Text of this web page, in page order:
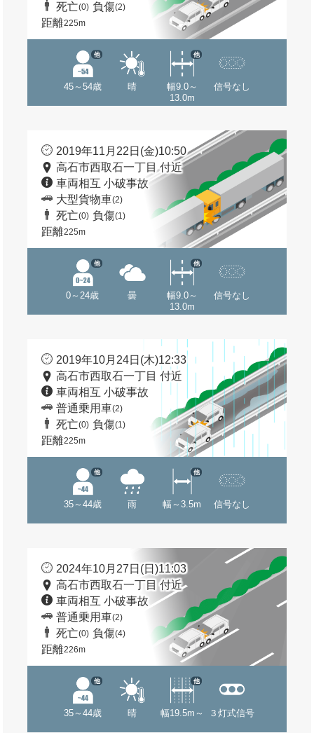
死亡(0) 負傷(2)
距離225m
45～54歳
他
晴
幅9.0～
13.0m
他
信号なし
2019年11月22日(金)10:50
高石市西取石一丁目 付近
車両相互 小破事故
大型貨物車(2)
死亡(0) 負傷(1)
距離225m
0～24歳
他
曇
幅9.0～
13.0m
他
信号なし
2019年10月24日(木)12:33
高石市西取石一丁目 付近
車両相互 小破事故
普通乗用車(2)
死亡(0) 負傷(1)
距離225m
35～44歳
他
雨 幅～3.5m
他
信号なし
2024年10月27日(日)11:03
高石市西取石一丁目 付近
車両相互 小破事故
普通乗用車(2)
死亡(0) 負傷(4)
距離226m
35～44歳
他
晴 幅19.5m～
他
３灯式信号